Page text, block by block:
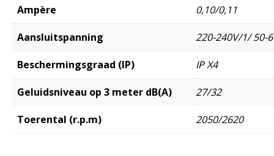
Ampère 0,10/0,11
Aansluitspanning 220-240V/1/ 50-
Beschermingsgraad (IP) IP X4
Geluidsniveau op 3 meter dB(A) 27/32
Toerental (r.p.m) 2050/2620